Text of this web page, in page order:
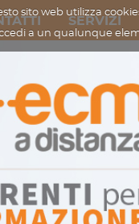
sito web utilizza
a un qualunque
SERVIZI